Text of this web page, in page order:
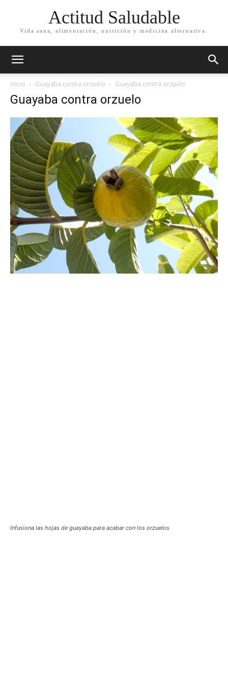
Actitud Saludable
Vida sana, alimentación, nutrición y medicina alternativa.
Inicio Guayaba contra orzuelo Guayaba contra orzuelo
Guayaba contra orzuelo
Infusiona las hojas de guayaba para acabar con los orzuelos